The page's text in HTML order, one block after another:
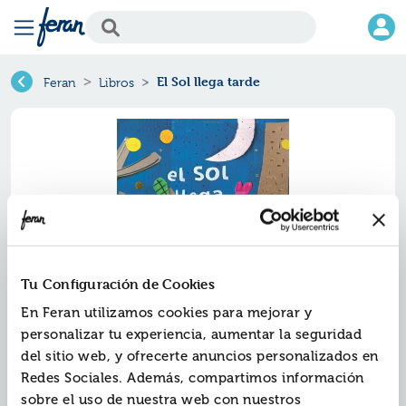
Tu Configuración de Cookies
En Feran utilizamos cookies para mejorar y
personalizar tu experiencia, aumentar la seguridad
del sitio web, y ofrecerte anuncios personalizados en
Redes Sociales. Además, compartimos información
sobre el uso de nuestra web con nuestros
Feran Libros El Sol llega tarde
El sol llega tarde
Ref.ZZZ-4741463
ISBN: 9788494741463